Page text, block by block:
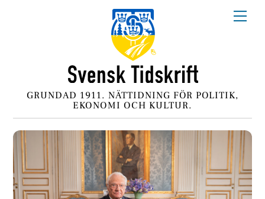
GRUNDAD 1911. NÄTTIDNING FÖR POLITIK,
EKONOMI OCH KULTUR.